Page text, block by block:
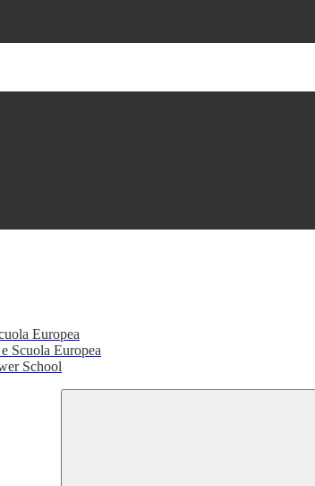
Europea
Scuola Europea
School